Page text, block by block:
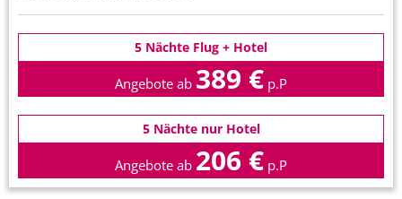
5 Nächte Flug + Hotel
Angebote ab 389 € p.P
5 Nächte nur Hotel
Angebote ab 206 € p.P